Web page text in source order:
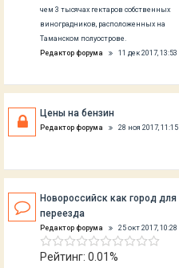
чем 3 тысячах гектаров собственных
виноградников, расположенных на
Таманском полуострове.
Редактор форума
11 дек 2017, 13:53
Цены на бензин
Редактор форума 28 ноя 2017, 11:15
Новороссийск как город для
переезда
Редактор форума 25 окт 2017, 10:28
Рейтинг: 0.01%